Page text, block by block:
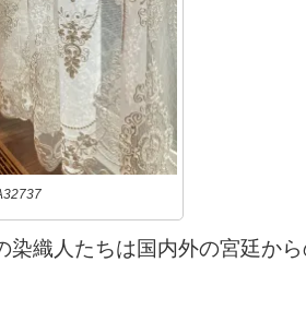
織人たちは国内外の宮廷か